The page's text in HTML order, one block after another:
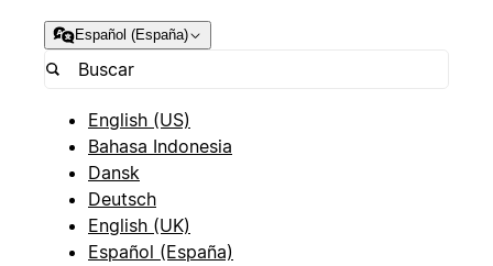
Español (España)
English (US)
Bahasa Indonesia
Dansk
Deutsch
English (UK)
Español (España)